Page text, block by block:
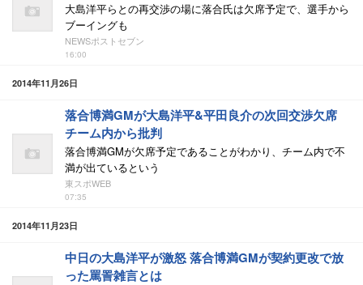
大島洋平らとの再交渉の場に落合氏は欠席予定で、選手から
ブーイングも
NEWSポストセブン
16:00
2014年11月26日
落合博満GMが大島洋平&平田良介の次回交渉欠席
チーム内から批判
落合博満GMが欠席予定であることがわかり、チーム内で不
満が出ているという
東スポWEB
07:35
2014年11月23日
中日の大島洋平が激怒 落合博満GMが契約更改で放
った罵詈雑言とは